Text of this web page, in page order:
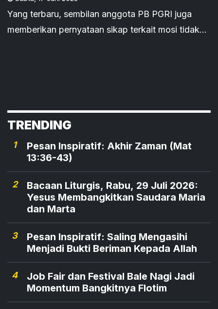
Yang terbaru, sembilan anggota PB PGRI juga
memberikan pernyataan sikap terkait mosi tidak
TRENDING
1
Pesan Inspiratif: Akhir Zaman (Mat
13:36-43)
2
Bacaan Liturgis, Rabu, 29 Juli 2026:
Yesus Membangkitkan Saudara Maria
dan Marta
3
Pesan Inspiratif: Saling Mengasihi
Menjadi Bukti Beriman Kepada Allah
4
Job Fair dan Festival Bale Nagi Jadi
Momentum Bangkitnya Flotim